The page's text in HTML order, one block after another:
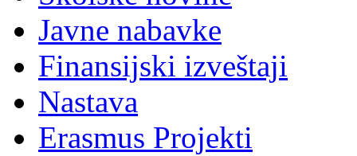
Javne nabavke
Finansijski izveštaji
Nastava
Erasmus Projekti